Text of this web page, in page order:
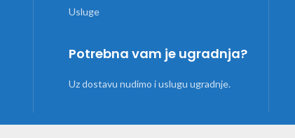
Potrebna vam je ugradnja?
Uz dostavu nudimo i uslugu ugradnje.